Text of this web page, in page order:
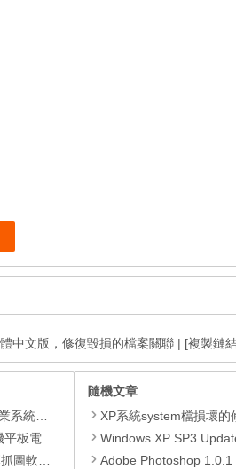
中文版，修復毀損的檔案關聯 | [複製鏈
理軟體
還原軟體
安裝版
隨機文章
XP系統system檔損壞的
Windows XP SP3 Update
Adobe Photoshop